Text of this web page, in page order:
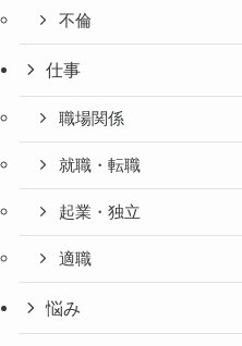
不倫
仕事
職場関係
就職・転職
起業・独立
適職
悩み